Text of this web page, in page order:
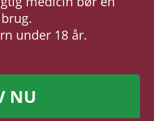
under 18 år.
NU